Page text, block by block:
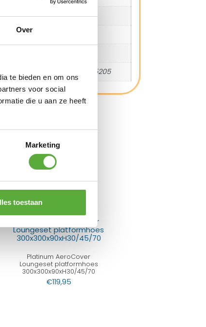
Over
te bieden en om ons
voor social
die u aan ze heeft
Marketing
toestaan
Breedte
90 cm
Hoogte
8720039165205
Platinum AeroCover
Loungeset platformhoes
300x300x90xH30/45/70
€119,95